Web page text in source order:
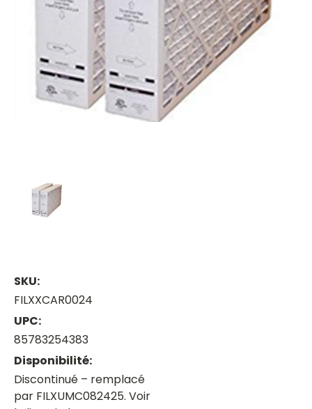
SKU:
FILXXCAR0024
UPC:
85783254383
Disponibilité:
Discontinué – remplacé
par FILXUMC082425. Voir